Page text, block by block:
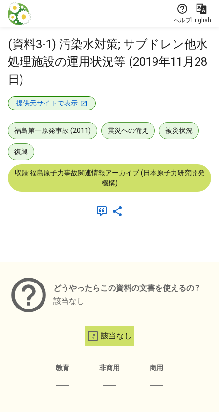
本文に飛ぶ
ヘルプEnglish
(資料3-1) 汚染水対策; サブドレン他水
処理施設の運用状況等 (2019年11月28
日)
提供元サイトで表示
福島第一原発事故 (2011) 震災への備え 被災状況
復興
収録:福島原子力事故関連情報アーカイブ (日本原子力研究開発
機構)
どうやったらこの資料の文書を使えるの？
該当なし
該当なし
教育 非商用 商用